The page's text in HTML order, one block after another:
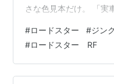
さな色見本だけ。 「実
て、 ロードスターRF
めておけばよかった。
た。 しかもRF。 黒い
ー純正の特別仕様車と
#ロードスター #ジン
#ロードスター RF